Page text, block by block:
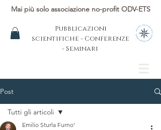
Mai più solo associazione no-profit ODV-ETS
Pubblicazioni
scientifiche - Conferenze
- Seminari
Post
Tutti gli articoli
Emilio Sturla Furno'